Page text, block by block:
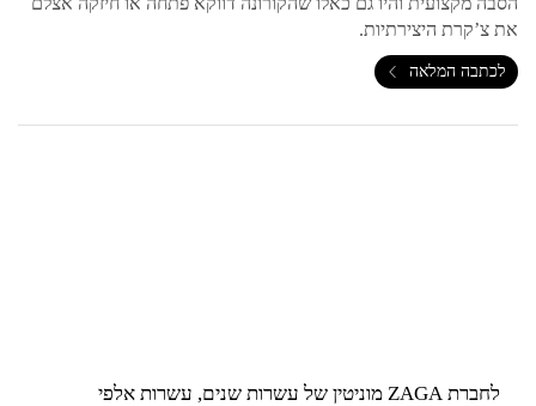
את צ’קרת היצירתיות.
לכתבה המלאה
לחברת ZAGA מוניטין של עשרות שנים, עשרות אלפי